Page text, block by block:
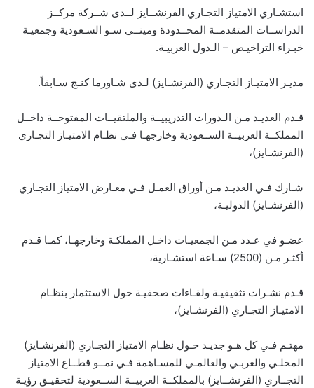
استشـاري الامتياز التجـاري الفرنشــايز لــدى شــركة مركــز
الدراســات المتقدمــة المحــدودة ومينــي سـو السـعودية وجمعيـة
خبـراء التراخيـص – الـدول العربيـة.
مديـر الامتيـاز التجـاري (الفرنشـايز) لـدى شـاورما كنـج سـابقاً.
قـدم العديـد مـن الـدورات التدريبيــة والملتقيــات المفتوحــة داخــل
المملكــة العربيــة الســعودية وخارجهـا فـي نظـام الامتيـاز التجـاري
(الفرنشـايز)،
شـارك فـي العديـد مـن أوراق العمـل فـي معـارض الامتياز التجـاري
(الفرنشـايز) الدوليـة،
عضـو في عـدد مـن الجمعيـات داخـل المملكـة وخارجهـا، كمـا قـدم
أكثـر مـن (2500) سـاعة استشـارية،
قـدم نشـرات تثقيفيـة ولقـاءات صحفيـة حول الاستثمار بنظـام
الامتيـاز التجـاري (الفرنشـايز)،
مهتـم فـي كل هـو جديـد حـول نظـام الامتياز التجـاري (الفرنشـايز)
المحلـي والعربـي والعالمـي للمسـاهمة فـي نمــو قطــاع الامتياز
التجــاري (الفرنشــايز) بالمملكــة العربيــة الســعودية لتحقيـق رؤيـة